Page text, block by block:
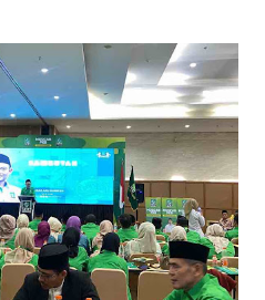
ton, Kecamatan Cilimus
dari total produksi ubi
yang subur dan teknik
Cilimus sebagai sentra
Cigandamekar
Cigandamekar
28.966 ton. Daerah ini
beragam dan kualitas ubi